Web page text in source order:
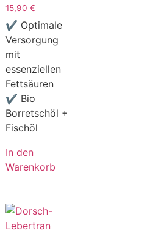
15,90 €
✔ Optimale
Versorgung
mit
essenziellen
Fettsäuren
✔ Bio
Borretschöl +
Fischöl
In den
Warenkorb